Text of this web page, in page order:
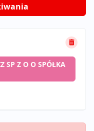
SP Z O O SPÓŁKA